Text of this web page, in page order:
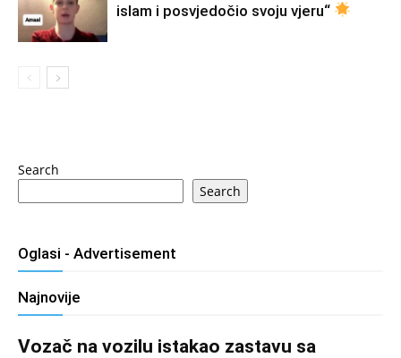
islam i posvjedočio svoju vjeru“
Search
Search
Oglasi - Advertisement
Najnovije
Vozač na vozilu istakao zastavu sa